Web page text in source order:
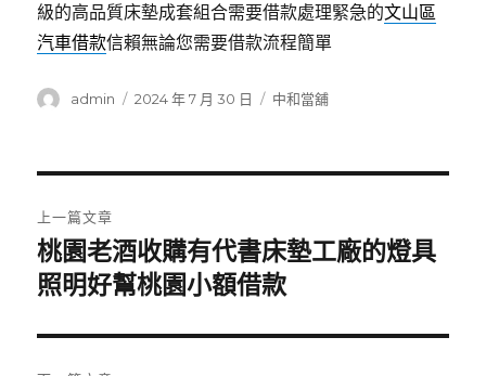
級的高品質床墊成套組合需要借款處理緊急的文山區
汽車借款信賴無論您需要借款流程簡單
作
admin
發
2024 年 7 月 30 日
分
中和當舖
章
導
覽
上一篇文章
上
一
文
章:
桃園老酒收購有代書床墊工廠的燈具
照明好幫桃園小額借款